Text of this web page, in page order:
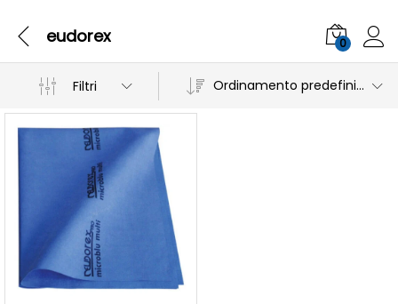
eudorex 0
Filtri Ordinamento predefinito